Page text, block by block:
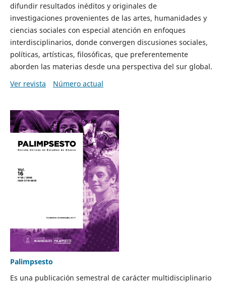
difundir resultados inéditos y originales de
investigaciones provenientes de las artes, humanidades y
ciencias sociales con especial atención en enfoques
interdisciplinarios, donde convergen discusiones sociales,
políticas, artísticas, filosóficas, que preferentemente
aborden las materias desde una perspectiva del sur global.
Ver revista
Número actual
Palimpsesto
Es una publicación semestral de carácter multidisciplinario